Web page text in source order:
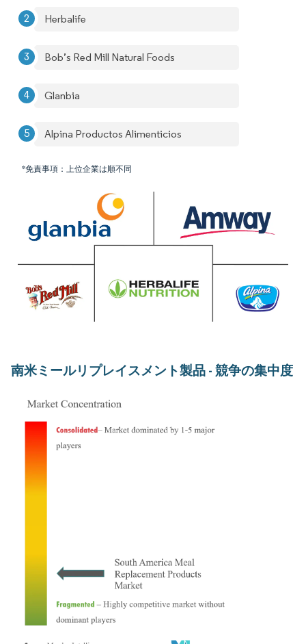
Herbalife
Bob’s Red Mill Natural Foods
Glanbia
Alpina Productos Alimenticios
*免責事項：上位企業は順不同
南米ミールリプレイスメント製品 - 競争の集中度